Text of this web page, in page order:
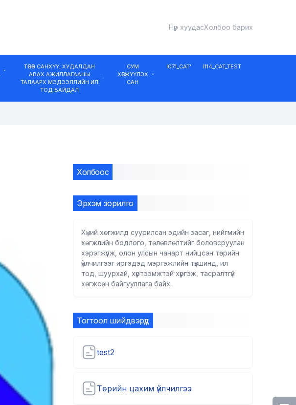
Нүүр хуудасХолбоо барих
ТӨСӨВ САНХҮҮ, ХУДАЛДАН
АВАХ АЖИЛЛАГААНЫ
ТАЛААРХ МЭДЭЭЛЛИЙН ИЛ
ТОД БАЙДАЛ
СУМ
ХӨГЖҮҮЛЭХ
САН
I071_CAT' I114_CAT_TEST
Холбоос
Эрхэм зорилго
Хүний хөгжилд суурилсан эдийн засаг, нийгмийн
хөгжлийн бодлого, төлөвлөлтийг боловсруулан
хэрэгжүүлж, олон улсын чанарт нийцсэн төрийн
үйлчилгээг иргэдэд мэргэжлийн түвшинд, ил
тод, шуурхай, хүртээмжтэй хүргэж, тасралтгүй
хөгжсөн байгууллага байх.
Тогтоол шийдвэрүүд
test2
Төрийн цахим үйлчилгээ